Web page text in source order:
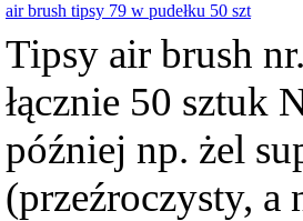
air brush tipsy 79 w pudełku 50 szt
Tipsy air brush
łącznie 50 sztuk
później np. żel
(przeźroczysty, a